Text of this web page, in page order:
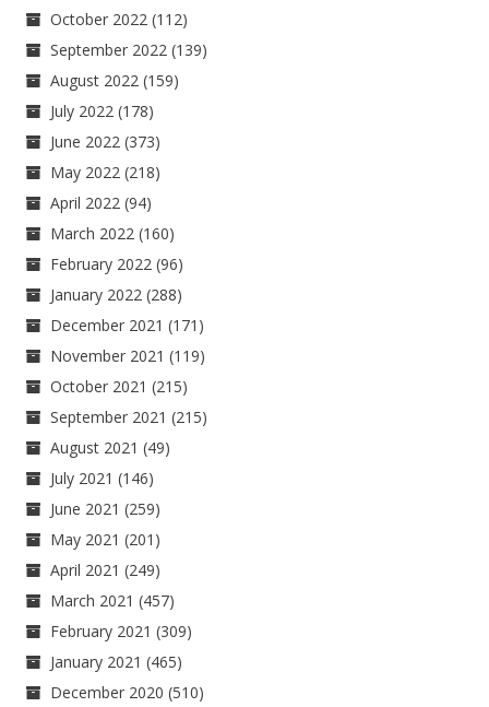
October 2022 (112)
September 2022 (139)
August 2022 (159)
July 2022 (178)
June 2022 (373)
May 2022 (218)
April 2022 (94)
March 2022 (160)
February 2022 (96)
January 2022 (288)
December 2021 (171)
November 2021 (119)
October 2021 (215)
September 2021 (215)
August 2021 (49)
July 2021 (146)
June 2021 (259)
May 2021 (201)
April 2021 (249)
March 2021 (457)
February 2021 (309)
January 2021 (465)
December 2020 (510)